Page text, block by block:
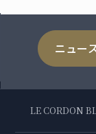
ニュー
LE CORDON